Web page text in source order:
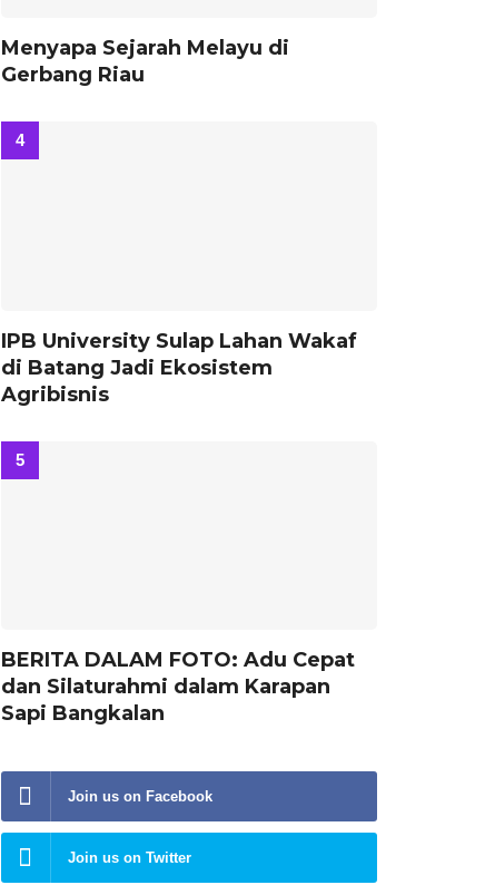
Menyapa Sejarah Melayu di
Gerbang Riau
IPB University Sulap Lahan Wakaf
di Batang Jadi Ekosistem
Agribisnis
BERITA DALAM FOTO: Adu Cepat
dan Silaturahmi dalam Karapan
Sapi Bangkalan
Join us on Facebook
Join us on Twitter